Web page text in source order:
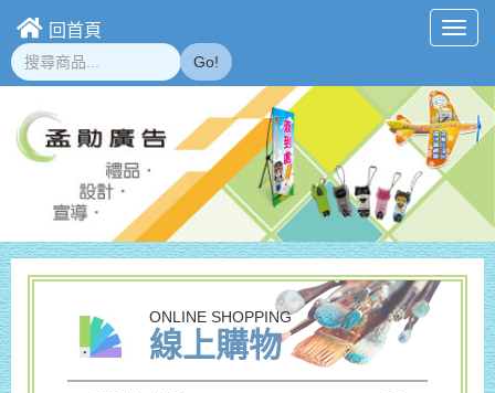
回首頁
Go!
ONLINE SHOPPING
線上購物